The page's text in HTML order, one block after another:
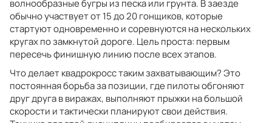
волнообразные бугры из песка или грунта. В заезде
обычно участвует от 15 до 20 гонщиков, которые
стартуют одновременно и соревнуются на нескольких
кругах по замкнутой дороге. Цель проста: первым
пересечь финишную линию после всех этапов.
Что делает квадрокросс таким захватывающим? Это
постоянная борьба за позиции, где пилоты обгоняют
друг друга в виражах, выполняют прыжки на большой
скорости и тактически планируют свои действия.